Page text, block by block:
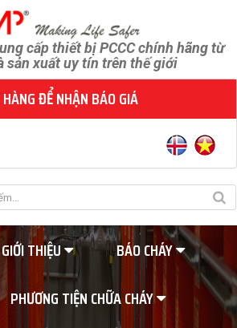
cấp thiết bị PCCC chính hãng từ
sản xuất uy tín trên thế giới
ĐỂ NHẬN BÁO GIÁ
GIỚI THIỆU
BÁO CHÁY
PHƯƠNG TIỆN CHỮA CHÁY